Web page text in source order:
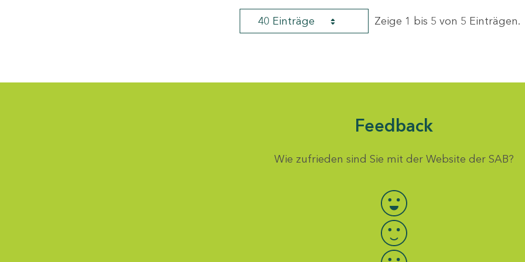
40 Einträge Zeige 1 bis 5 von 5 Einträgen.
Feedback
Wie zufrieden sind Sie mit der Website der SAB?
Bewertung auswählen